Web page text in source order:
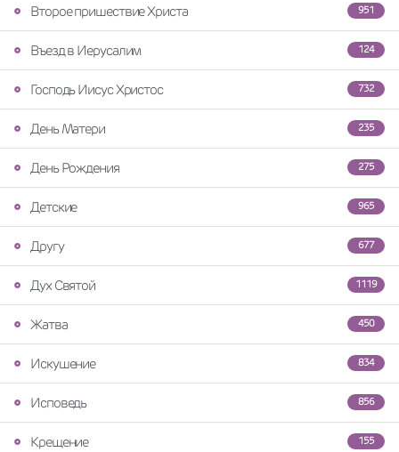
951
Второе пришествие Христа
124
Въезд в Иерусалим
732
Господь Иисус Христос
235
День Матери
275
День Рождения
965
Детские
677
Другу
1119
Дух Святой
450
Жатва
834
Искушение
856
Исповедь
155
Крещение